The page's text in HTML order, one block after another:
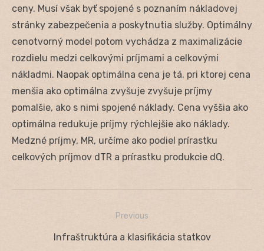
ceny. Musí však byť spojené s poznaním nákladovej
stránky zabezpečenia a poskytnutia služby. Optimálny
cenotvorný model potom vychádza z maximalizácie
rozdielu medzi celkovými príjmami a celkovými
nákladmi. Naopak optimálna cena je tá, pri ktorej cena
menšia ako optimálna zvyšuje zvyšuje príjmy
pomalšie, ako s nimi spojené náklady. Cena vyššia ako
optimálna redukuje príjmy rýchlejšie ako náklady.
Medzné príjmy, MR, určíme ako podiel prírastku
celkových príjmov dTR a prírastku produkcie dQ.
Navigácia
Previous
Previous
Infraštruktúra a klasifikácia statkov